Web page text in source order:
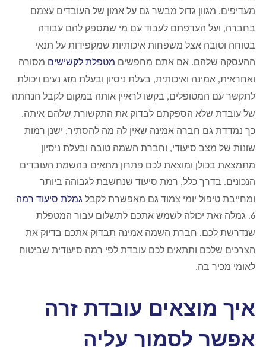
מעדיפים. מגוון גדול מבשר גם על אמון של העובדים עצמם
בחברה, ועל העדפתם לעבוד עם מי שמספק להם עבודה
בטוחה וטובה אצל משפחות איכותיות שמקפידות על תנאי
ההעסקה שלהם. אם אתם מחפשים מטפלת לקשישים מסורה
ואחראית, אמינה ואיכותית, בעלת ניסיון ובעלת מזג נעים ויכולת
לתקשר עם המטופלים, בקשו לראיין אותה במקום לקבל הנחתה
של עובדת שלא הספקתם לבדוק את התקשורת שלהם איתה.
כך נמדדת גם חברה אמינה שאין לה מה להסתיר. ישנן רמות
שונות של מצב סיעודי, וחברת השמה טובה ובעלת ניסיון
מתמצאת בכולן ומוצאת לכם פתרון מתאים בהשמת העובדים
הנכונים. בדרך כלל, רמת סיעוד שנחשבת לגבוהה ביותר
ומחייבת טיפול יומי צמוד גם מאפשרת לקבל גמלת סיעוד רמה
6. גמלה זאת יכולה לשמש אתכם לתשלום עבור המטפלת
שנדרשת לכם. חברת השמה אמינה תבדוק אתכם בדיוק את
הצרכים שלכם ותתאים לכם עובדת לפי רמה סיעודית שביטוח
לאומי מכיר בה.
איך מוצאים עובדת זרה
אפשר לסמוך עליה